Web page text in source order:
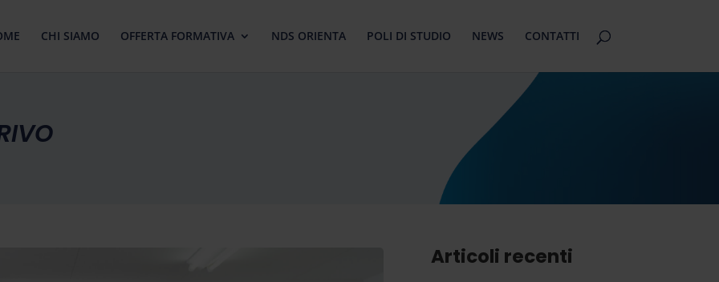
CHI SIAMO OFFERTA FORMATIVA NDS ORIENTA POLI DI STUDIO NEWS CONTATTI
Articoli recenti